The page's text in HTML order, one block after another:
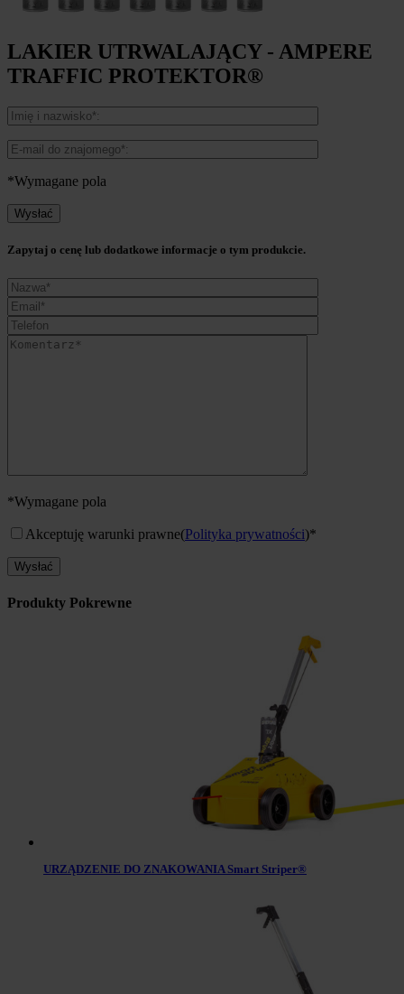
LAKIER UTRWALAJĄCY - AMPERE
TRAFFIC PROTEKTOR®
*Wymagane pola
Zapytaj o cenę lub dodatkowe informacje o tym produkcie.
*Wymagane pola
Akceptuję warunki prawne(Polityka prywatności)*
Produkty Pokrewne
URZĄDZENIE DO ZNAKOWANIA Smart Striper®